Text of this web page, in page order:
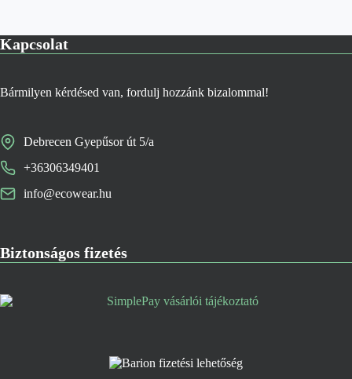
Kapcsolat
Bármilyen kérdésed van, fordulj hozzánk bizalommal!
Debrecen Gyepűsor út 5/a
+36306349401
info@ecowear.hu
Biztonságos fizetés